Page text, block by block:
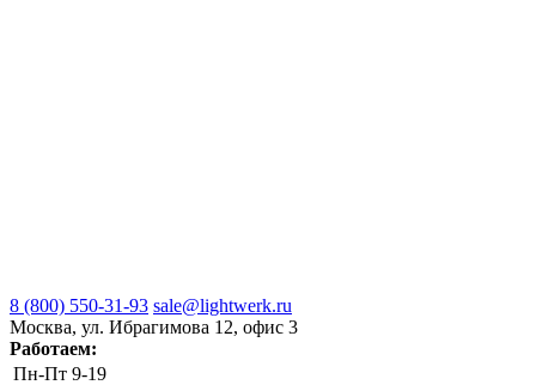
8 (800) 550-31-93 sale@lightwerk.ru
Москва, ул. Ибрагимова 12, офис 3
Работаем:
Пн-Пт 9-19